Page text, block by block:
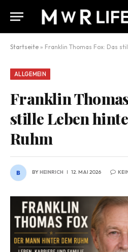
Startseite » Franklin Thomas Fox: Das
ALLGEMEIN
Franklin
stille Leben
Ruhm
BYHEINRICH 12. MAI 2026